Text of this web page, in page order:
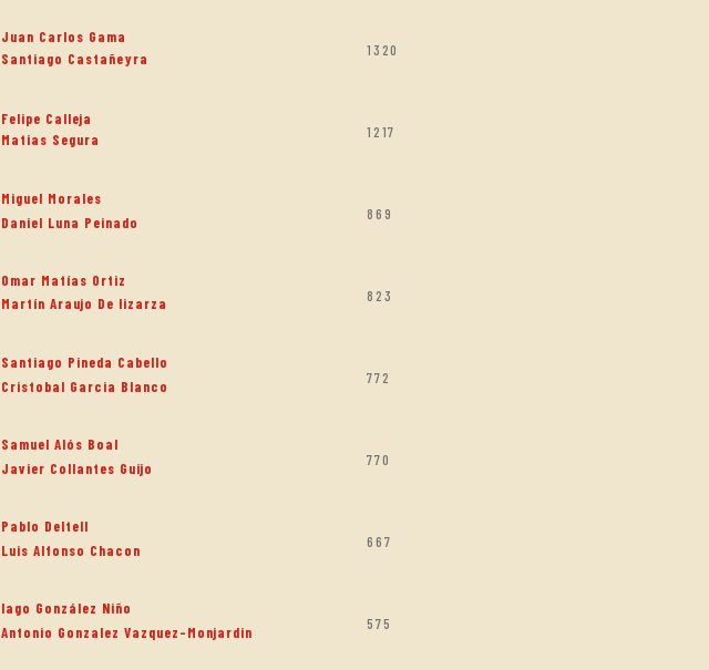
Juan Carlos Gama
Santiago Castañeyra
1320
Felipe Calleja
Matias Segura
1217
Miguel Morales
Daniel Luna Peinado
869
Omar Matías Ortiz
Martín Araujo De lizarza
823
Santiago Pineda Cabello
Cristobal Garcia Blanco
772
Samuel Alós Boal
Javier Collantes Guijo
770
Pablo Deltell
Luis Alfonso Chacon
667
Iago González Niño
Antonio Gonzalez Vazquez-Monjardin
575